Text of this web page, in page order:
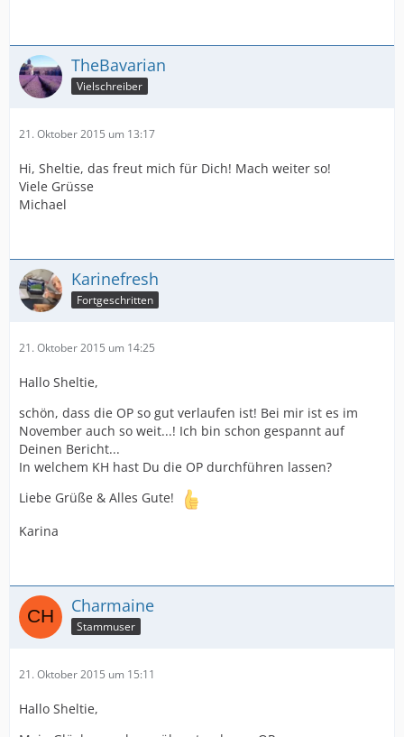
TheBavarian
Vielschreiber
21. Oktober 2015 um 13:17
Hi, Sheltie, das freut mich für Dich! Mach weiter so!
Viele Grüsse
Michael
Karinefresh
Fortgeschritten
21. Oktober 2015 um 14:25
Hallo Sheltie,
schön, dass die OP so gut verlaufen ist! Bei mir ist es im
November auch so weit...! Ich bin schon gespannt auf
Deinen Bericht...
In welchem KH hast Du die OP durchführen lassen?
Liebe Grüße & Alles Gute!
Karina
Charmaine
Stammuser
21. Oktober 2015 um 15:11
Hallo Sheltie,